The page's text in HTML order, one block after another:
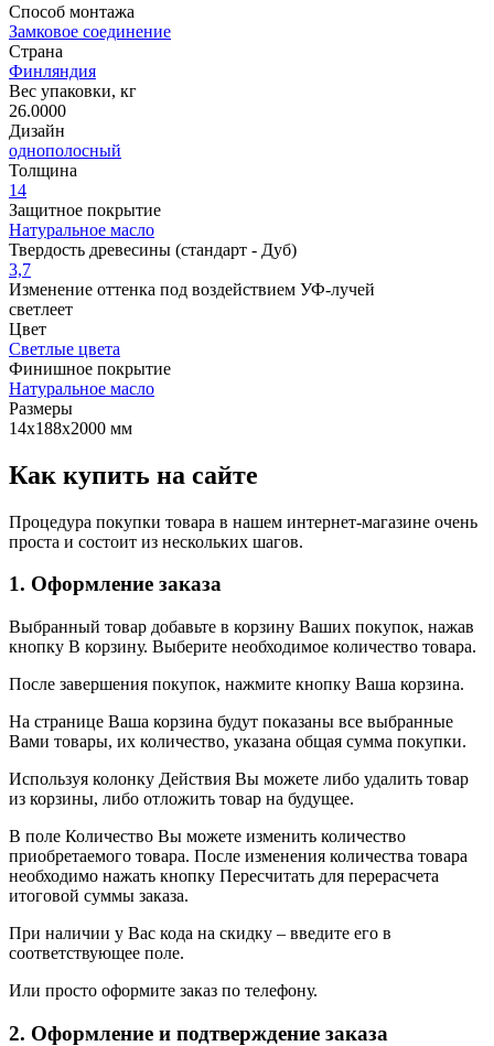
Способ монтажа
Замковое соединение
Страна
Финляндия
Вес упаковки, кг
26.0000
Дизайн
однополосный
Толщина
14
Защитное покрытие
Натуральное масло
Твердость древесины (стандарт - Дуб)
3,7
Изменение оттенка под воздействием УФ-лучей
светлеет
Цвет
Светлые цвета
Финишное покрытие
Натуральное масло
Размеры
14x188x2000 мм
Как купить на сайте
Процедура покупки товара в нашем интернет-магазине очень
проста и состоит из нескольких шагов.
1. Оформление заказа
Выбранный товар добавьте в корзину Ваших покупок, нажав
кнопку В корзину. Выберите необходимое количество товара.
После завершения покупок, нажмите кнопку Ваша корзина.
На странице Ваша корзина будут показаны все выбранные
Вами товары, их количество, указана общая сумма покупки.
Используя колонку Действия Вы можете либо удалить товар
из корзины, либо отложить товар на будущее.
В поле Количество Вы можете изменить количество
приобретаемого товара. После изменения количества товара
необходимо нажать кнопку Пересчитать для перерасчета
итоговой суммы заказа.
При наличии у Вас кода на скидку – введите его в
соответствующее поле.
Или просто оформите заказ по телефону.
2. Оформление и подтверждение заказа